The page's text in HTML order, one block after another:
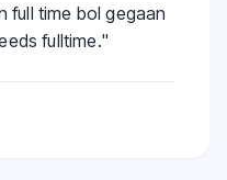
full time bol gegaan
fulltime."